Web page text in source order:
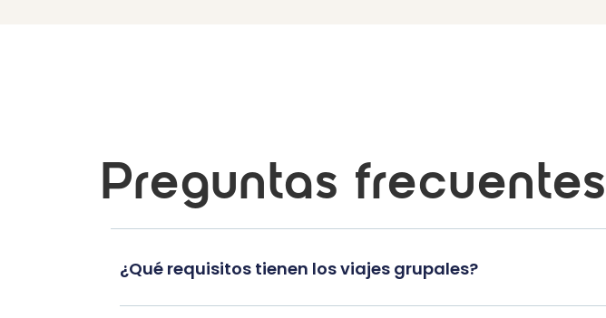
Preguntas frecuentes
¿Qué requisitos tienen los viajes grupales?